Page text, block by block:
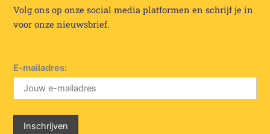
Volg ons op onze social media platformen en schrijf je in
voor onze nieuwsbrief.
E-mailadres: